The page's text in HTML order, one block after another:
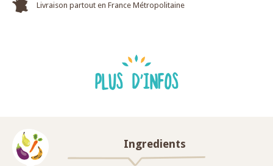
Livraison partout en France Métropolitaine
PLUS D'INFOS
Ingredients